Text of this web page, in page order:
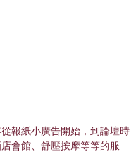
報紙小廣告開始，到論壇時
會館、舒壓按摩等等的服